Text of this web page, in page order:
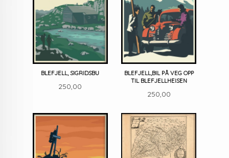
BLEFJELL, SIGRIDSBU
Pris
250,00
BLEFJELL,BIL PÅ VEG OPP
TIL BLEFJELLHEISEN
Pris
250,00